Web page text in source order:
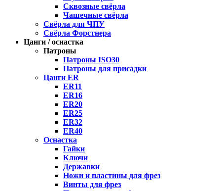
Сквозные свёрла
Чашечные свёрла
Свёрла для ЧПУ
Свёрла Форстнера
Цанги / оснастка
Патроны
Патроны ISO30
Патроны для присадки
Цанги ER
ER11
ER16
ER20
ER25
ER32
ER40
Оснастка
Гайки
Ключи
Державки
Ножи и пластины для фрез
Винты для фрез